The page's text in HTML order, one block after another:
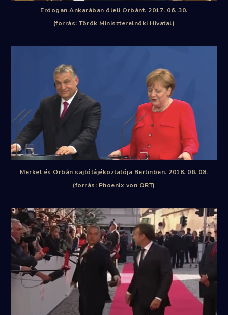
Erdogan Ankarában öleli Orbánt. 2017. 06. 30.
(forrás: Török Miniszterelnöki Hivatal)
Merkel és Orbán sajtótájékoztatója Berlinben. 2018. 06. 08.
(forrás: Phoenix von ORT)